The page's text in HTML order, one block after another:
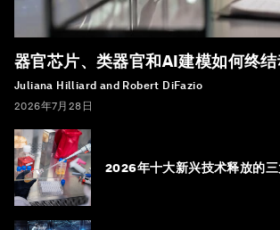
器官芯片、类器官和AI建模如何终结
Juliana Hilliard and Robert DiFazio
2026年7月28日
2026年十大新兴技术释放的